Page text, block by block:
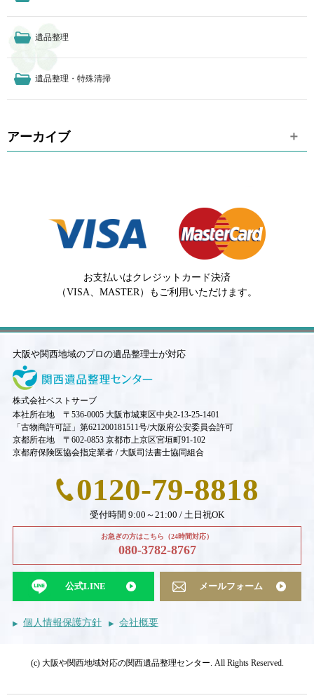
遺品整理
遺品整理・特殊清掃
アーカイブ
お支払いはクレジットカード決済
（VISA、MASTER）もご利用いただけます。
大阪や関西地域のプロの遺品整理士が対応
株式会社ベストサーブ
本社所在地 〒536-0005 大阪市城東区中央2-13-25-1401
「古物商許可証」第621200181511号/大阪府公安委員会許可
京都所在地 〒602-0853 京都市上京区宮垣町91-102
京都府保険医協会指定業者 / 大阪司法書士協同組合
0120-79-8818
受付時間 9:00～21:00 / 土日祝OK
お急ぎの方はこちら（24時間対応）
080-3782-8767
公式LINE メールフォーム
個人情報保護方針 会社概要
(c) 大阪や関西地域対応の関西遺品整理センター. All Rights Reserved.